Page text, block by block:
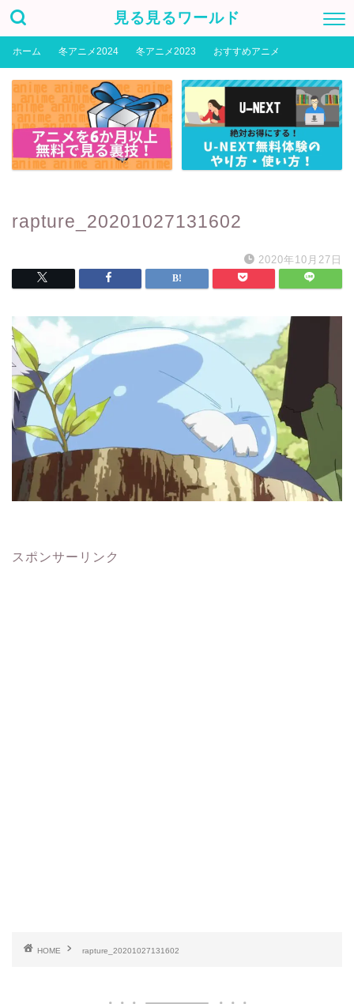
見る見るワールド
ホーム 冬アニメ2024 冬アニメ2023 おすすめアニメ
rapture_20201027131602
2020年10月27日
スポンサーリンク
HOME rapture_20201027131602